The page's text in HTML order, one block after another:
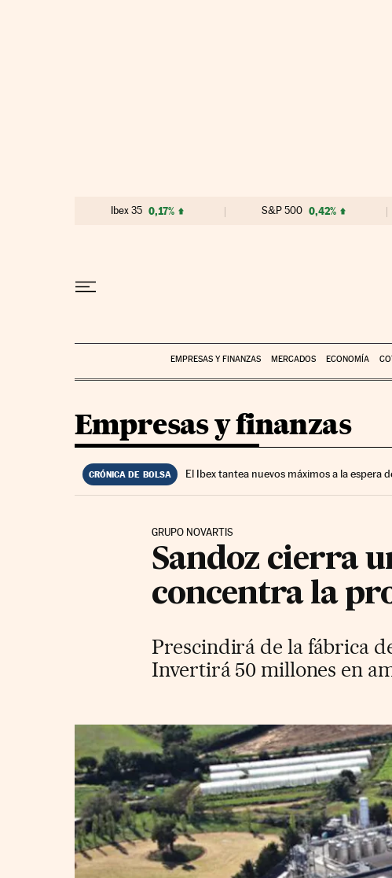
Ibex 35 0,17% S&P 500 0,42%
EMPRESAS Y FINANZAS MERCADOS ECONOMÍA
Empresas y finanzas
CRÓNICA DE BOLSA El Ibex tantea nuevos máximos a la espera
GRUPO NOVARTIS
Sandoz cierra
concentra la
Prescindirá de la fábrica
Invertirá 50 millones en